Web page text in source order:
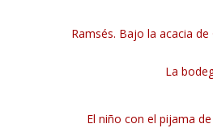
Ramsés. Bajo la acacia de
La
El niño con el pijama